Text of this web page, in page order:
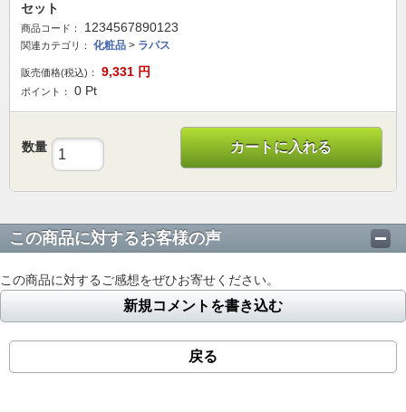
セット
商品コード： 1234567890123
関連カテゴリ： 化粧品 > ラパス
販売価格(税込)： 9,331 円
ポイント： 0 Pt
数量 カートに入れる
この商品に対するお客様の声
この商品に対するご感想をぜひお寄せください。
新規コメントを書き込む
戻る